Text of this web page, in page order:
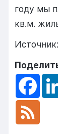
году мы
кв.м.
Источник: